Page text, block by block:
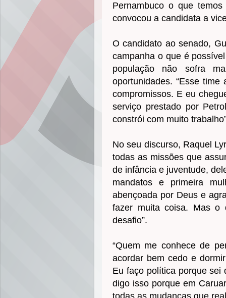
Pernambuco o que
convocou a candidata a
O candidato ao senado,
campanha o que é
população não sofra
oportunidades. “Esse
compromissos. E eu
serviço prestado por
constrói com muito
No seu discurso, Raquel
todas as missões que
de infância e juventude,
mandatos e primeira
abençoada por Deus e
fazer muita coisa. Mas o
desafio”.
“Quem me conhece de
acordar bem cedo e
Eu faço política porque sei
digo isso porque em
todas as mudanças que